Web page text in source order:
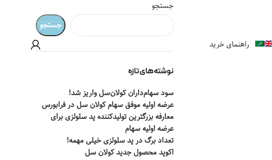
راهنمای خرید
جستجو
جستجو
نوشته‌های تازه
سود سهام‌داران کولان‌سل واریز شد!
عرضه اولیه موفق سهام کولان سل در فرابورس
معارفه بزرگترین تولیدکننده پد سلولزی برای
عرضه اولیه سهام
تعداد برگ در پد سلولزی خیلی مهمه!
اکوپد محصول جدید کولان‌ سل